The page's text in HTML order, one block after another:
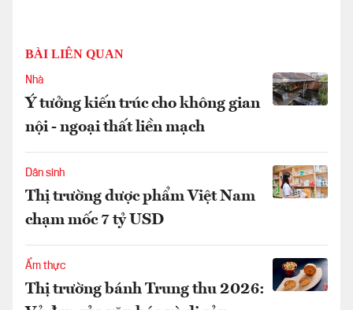
BÀI LIÊN QUAN
Nhà
Ý tưởng kiến trúc cho không gian
nội - ngoại thất liền mạch
Dân sinh
Thị trường dược phẩm Việt Nam
chạm mốc 7 tỷ USD
Ẩm thực
Thị trường bánh Trung thu 2026: